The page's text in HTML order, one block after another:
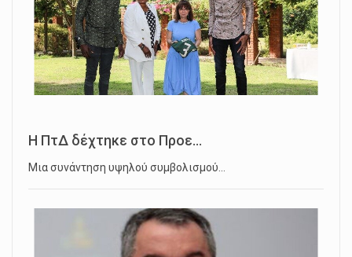
Η ΠτΔ δέχτηκε στο Προε...
Μια συνάντηση υψηλού συμβολισμού…